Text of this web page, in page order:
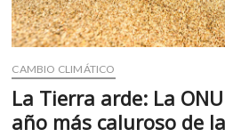
CAMBIO CLIMÁTICO
La Tierra arde: La
año más caluroso de